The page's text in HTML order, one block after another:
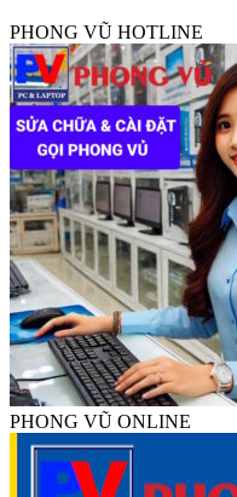
PHONG VŨ HOTLINE
PHONG VŨ ONLINE